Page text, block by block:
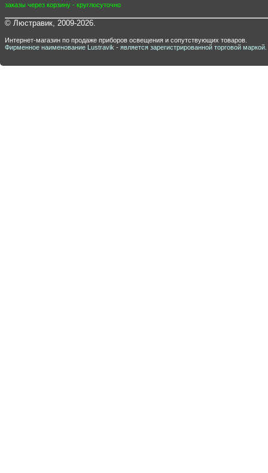
заказы через корзину - круглосуточно
© Люстравик, 2009-2026.
Интернет-магазин по продаже приборов освещения и сопутствующих товаров.
Фирменное наименование Lustravik - является зарегистрированной торговой